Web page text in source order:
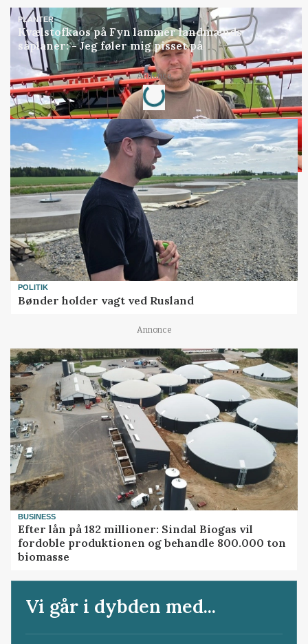
PLANTER
Kvælstofkaos på Fyn lammer landmænds
såplaner: - Jeg føler mig pisset på
Annonce
Loading...
POLITIK
Bønder holder vagt ved Rusland
Annonce
BUSINESS
Efter lån på 182 millioner: Sindal Biogas vil
fordoble produktionen og behandle 800.000 ton
biomasse
Vi går i dybden med...